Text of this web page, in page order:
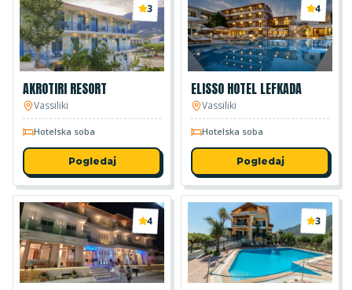
3
AKROTIRI RESORT
Vassiliki
Hotelska soba
Pogledaj
4
ELISSO HOTEL LEFKADA
Vassiliki
Hotelska soba
Pogledaj
4 3